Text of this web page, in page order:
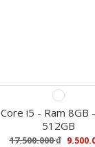
Core i5 - Ram 8GB
512GB
17.500.000₫